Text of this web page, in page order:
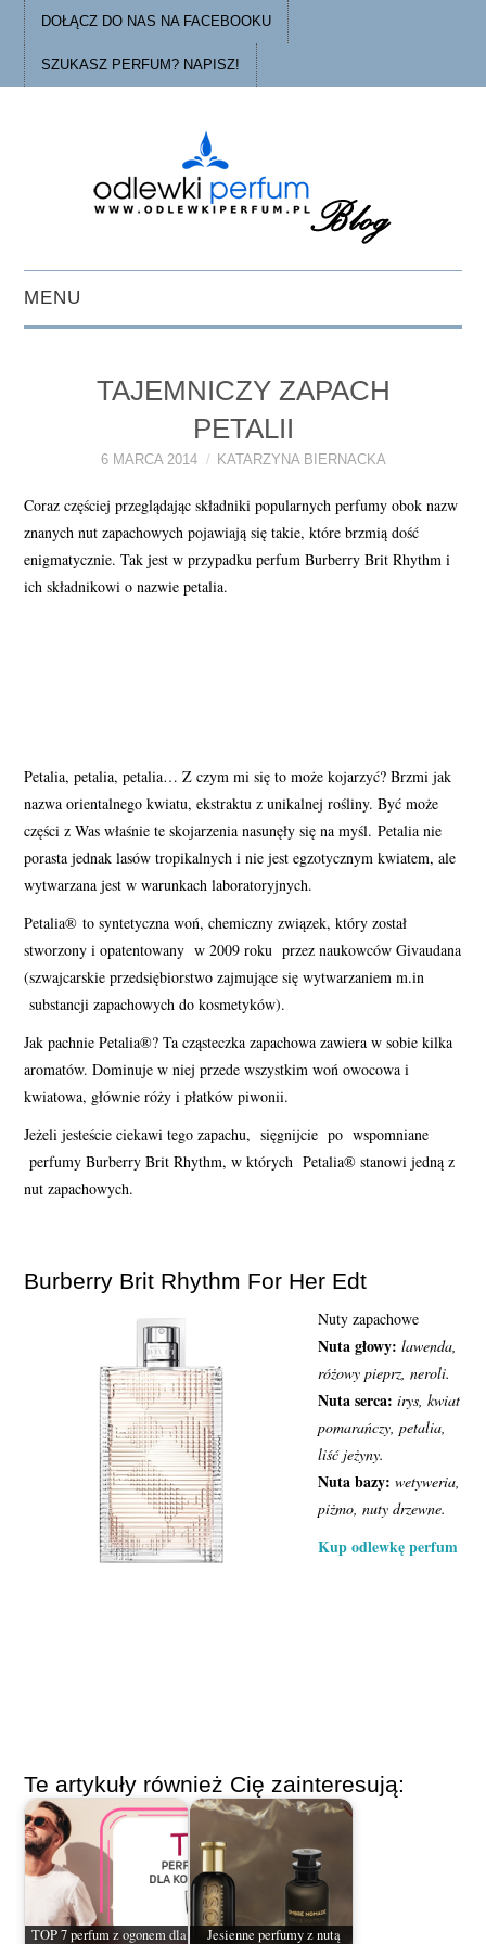
DOŁĄCZ DO NAS NA FACEBOOKU
SZUKASZ PERFUM? NAPISZ!
MENU
PORADY
O ODLEWKACH
PERFUMY FAQ
A TO CIEKAWE!
TAJEMNICZY ZAPACH
PETALII
6 MARCA 2014 KATARZYNA BIERNACKA
Coraz częściej przeglądając składniki popularnych perfumy obok nazw
znanych nut zapachowych pojawiają się takie, które brzmią dość
enigmatycznie. Tak jest w przypadku perfum Burberry Brit Rhythm i
ich składnikowi o nazwie petalia.
Petalia, petalia, petalia… Z czym mi się to może kojarzyć? Brzmi jak
nazwa orientalnego kwiatu, ekstraktu z unikalnej rośliny. Być może
części z Was właśnie te skojarzenia nasunęły się na myśl. Petalia nie
porasta jednak lasów tropikalnych i nie jest egzotycznym kwiatem, ale
wytwarzana jest w warunkach laboratoryjnych.
Petalia® to syntetyczna woń, chemiczny związek, który został
stworzony i opatentowany w 2009 roku przez naukowców Givaudana
(szwajcarskie przedsiębiorstwo zajmujące się wytwarzaniem m.in
substancji zapachowych do kosmetyków).
Jak pachnie Petalia®? Ta cząsteczka zapachowa zawiera w sobie kilka
aromatów. Dominuje w niej przede wszystkim woń owocowa i
kwiatowa, głównie róży i płatków piwonii.
Jeżeli jesteście ciekawi tego zapachu, sięgnijcie po wspomniane
perfumy Burberry Brit Rhythm, w których Petalia® stanowi jedną z
nut zapachowych.
Burberry Brit Rhythm For Her Edt
Nuty zapachowe
Nuta głowy: lawenda,
różowy pieprz, neroli.
Nuta serca: irys, kwiat
pomarańczy, petalia,
liść jeżyny.
Nuta bazy: wetyweria,
piżmo, nuty drzewne.
Kup odlewkę perfum
Te artykuły również Cię zainteresują:
TOP 7 perfum z ogonem dla
Jesienne perfumy z nutą